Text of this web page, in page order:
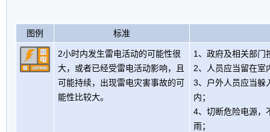
图例 标准
2小时内发生雷电活动的可能性很
大，或者已经受雷电活动影响，且
可能持续，出现雷电灾害事故的可
能性比较大。
1、政府及相关部门
2、人员应当留在室
3、户外人员应当躲
内；
4、切断危险电源，
雨；